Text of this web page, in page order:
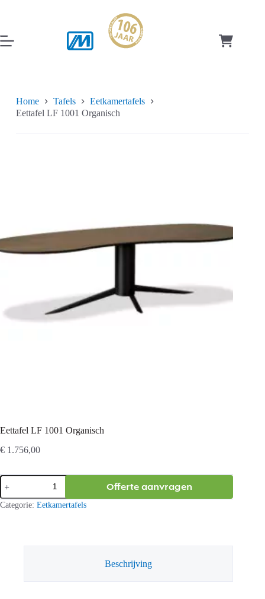
inhoud
Home Tafels
Eetkamertafels
Eettafel LF 1001 Organisch
Eettafel LF 1001 Organisch
€ 1.756,00
Eettafel
LF
1001
Organisch
Offerte aanvragen
Categorie: Eetkamertafels
Beschrijving